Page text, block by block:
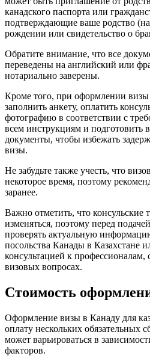
канадского паспорта или
подтверждающие ваше родство
рождении или свидетельство о
Обратите внимание, что все
переведены на английский или
нотариально заверены.
Кроме того, при оформлении визы
заполнить анкету, оплатить
фотографию в соответствии с
всем инструкциям и подготовить
документы, чтобы избежать
визы.
Не забудьте также учесть, что
некоторое время, поэтому
заранее.
Важно отметить, что консульские
изменяться, поэтому перед
проверять актуальную
посольства Канады в Казахстане
консультацией к
визовых вопросах.
Стоимость
Оформление визы в Канаду для
оплату нескольких обязательных
может варьироваться в
факторов.